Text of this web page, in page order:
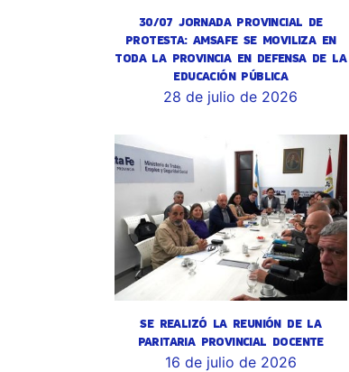
30/07 JORNADA PROVINCIAL DE
PROTESTA: AMSAFE SE MOVILIZA EN
TODA LA PROVINCIA EN DEFENSA DE LA
EDUCACIÓN PÚBLICA
28 de julio de 2026
SE REALIZÓ LA REUNIÓN DE LA
PARITARIA PROVINCIAL DOCENTE
16 de julio de 2026